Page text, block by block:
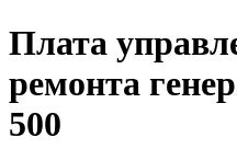
Плата
ремонта
500